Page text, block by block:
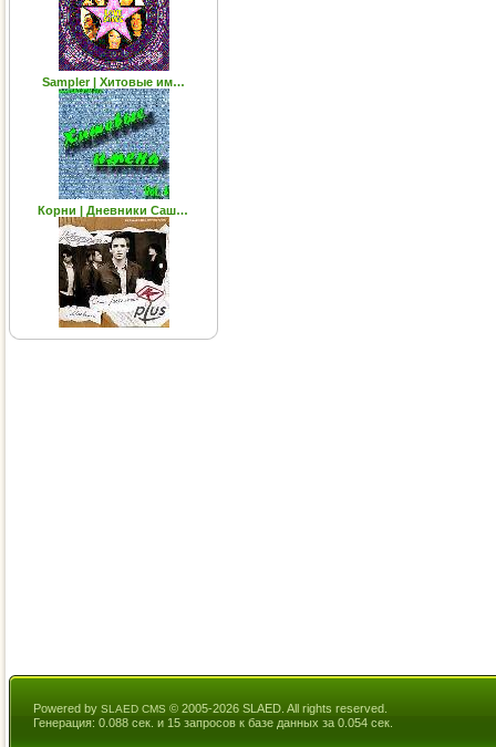
Sampler | Хитовые им…
Корни | Дневники Саш…
Powered by SLAED CMS © 2005-2026 SLAED. All rights reserved.
Генерация: 0.088 сек. и 15 запросов к базе данных за 0.054 сек.